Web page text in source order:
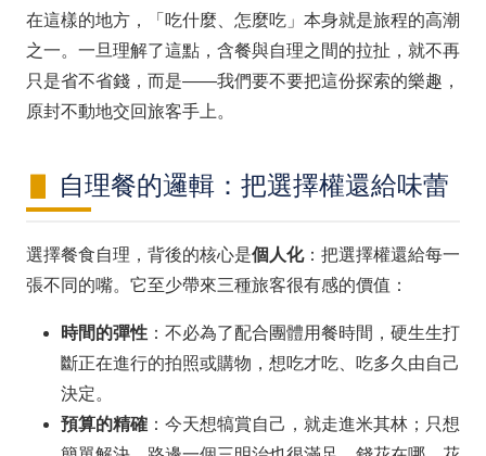
在這樣的地方，「吃什麼、怎麼吃」本身就是旅程的高潮
之一。一旦理解了這點，含餐與自理之間的拉扯，就不再
只是省不省錢，而是——我們要不要把這份探索的樂趣，
原封不動地交回旅客手上。
自理餐的邏輯：把選擇權還給味蕾
選擇餐食自理，背後的核心是個人化：把選擇權還給每一
張不同的嘴。它至少帶來三種旅客很有感的價值：
時間的彈性 ：不必為了配合團體用餐時間，硬生生打
斷正在進行的拍照或購物，想吃才吃、吃多久由自己
決定。
預算的精確 ：今天想犒賞自己，就走進米其林；只想